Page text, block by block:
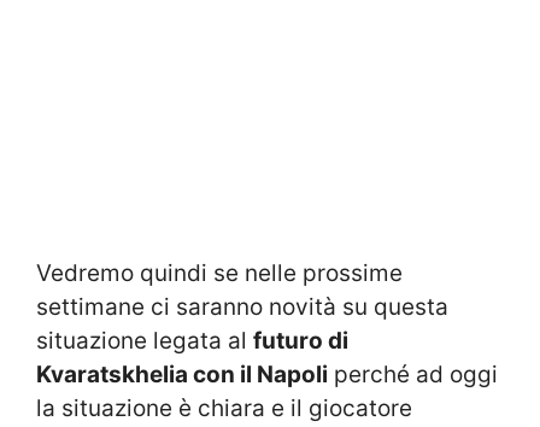
Vedremo quindi se nelle prossime
settimane ci saranno novità su questa
situazione legata al futuro di
Kvaratskhelia con il Napoli perché ad oggi
la situazione è chiara e il giocatore